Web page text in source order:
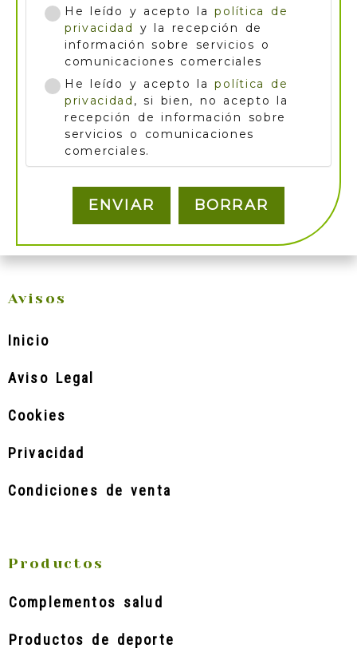
He leído y acepto lapolítica de
privacidad
y la recepción de
información sobre servicios o
comunicaciones comerciales
He leído y acepto lapolítica de
privacidad , si bien, no acepto la
recepción de información sobre
servicios o comunicaciones
comerciales.
ENVIAR BORRAR
Avisos
Inicio
Aviso Legal
Cookies
Privacidad
Condiciones de venta
Productos
Complementos salud
Productos de deporte